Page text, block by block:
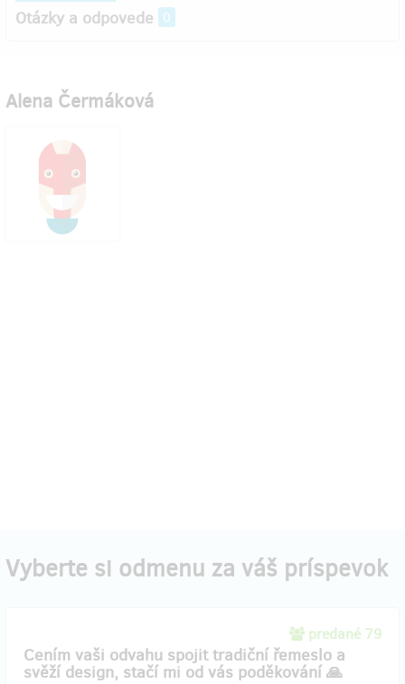
Otázky a odpovede 0
Alena Čermáková
Vyberte si odmenu za váš príspevok
predané 79
Cením vaši odvahu spojit tradiční řemeslo a
svěží design, stačí mi od vás poděkování 🙏